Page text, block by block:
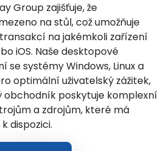
Group zajišťuje, že
na stůl, což umožňuje
na jakémkoli zařízení
iOS. Naše desktopové
se systémy Windows, Linux a
optimální uživatelský zážitek,
obchodník poskytuje komplexní
a zdrojům, které má
dispozici.